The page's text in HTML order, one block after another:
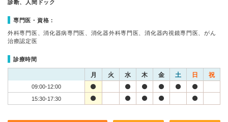
診断、人間ドック
専門医・資格：
外科専門医、消化器病専門医、消化器外科専門医、消化器内視鏡専門医、がん
治療認定医
診療時間
月 火 水 木 金 土 日 祝
09:00-12:00
15:30-17:30